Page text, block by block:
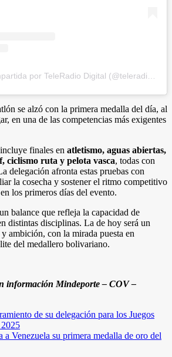
se alzó con la primera medalla del día, al
en una de las competencias más exigentes
finales en atletismo, aguas abiertas,
ciclismo ruta y pelota vasca, todas con
delegación afronta estas pruebas con
la cosecha y sostener el ritmo competitivo
los primeros días del evento.
balance que refleja la capacidad de
distintas disciplinas. La de hoy será un
ambición, con la mirada puesta en
del medallero bolivariano.
información Mindeporte – COV –
de su delegación para los Juegos
a Venezuela su primera medalla de oro del